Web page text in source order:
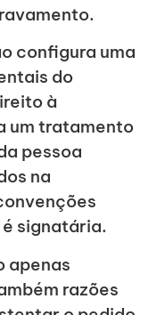
configura uma
do
à
um tratamento
pessoa
na
signatária.
apenas
razões